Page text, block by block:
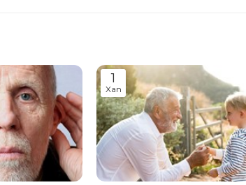
1
Xan